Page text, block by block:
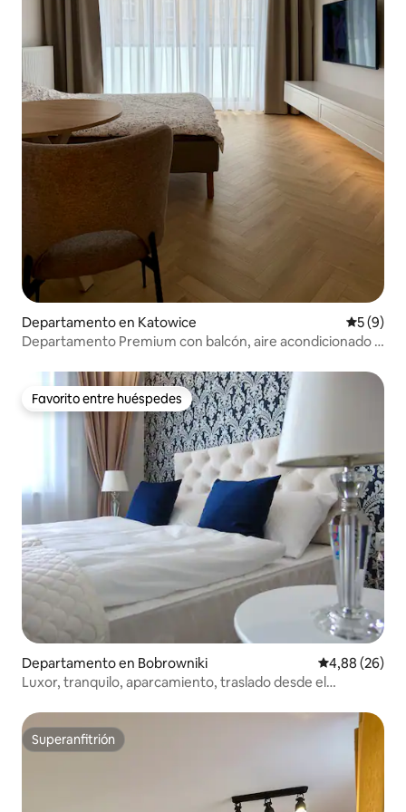
Departamento en Katowice
5 (9)
Departamento Premium con balcón, aire acondicionado y
Favorito entre huéspedes
Favorito entre huéspedes
Departamento en Bobrowniki Calificación
4,88 (26)
Luxor, tranquilo, aparcamiento, traslado desde el
Superanfitrión
Superanfitrión